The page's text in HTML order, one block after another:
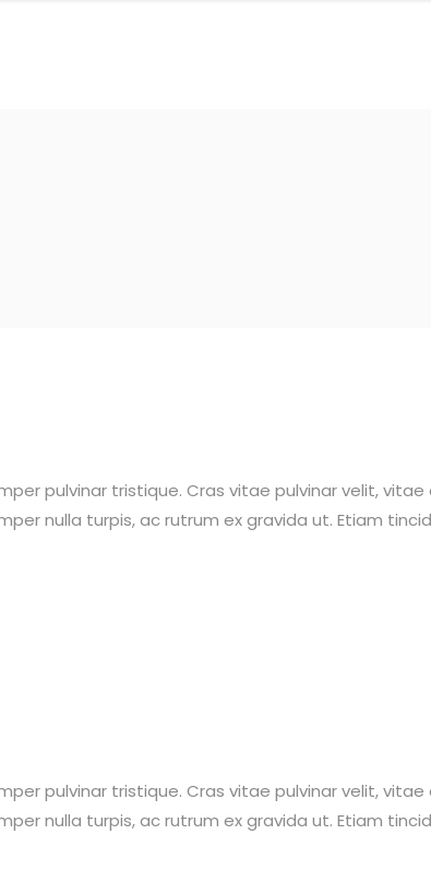
pulvinar tristique. Cras vitae pulvinar velit, vitae
nulla turpis, ac rutrum ex gravida ut. Etiam
pulvinar tristique. Cras vitae pulvinar velit, vitae
nulla turpis, ac rutrum ex gravida ut. Etiam